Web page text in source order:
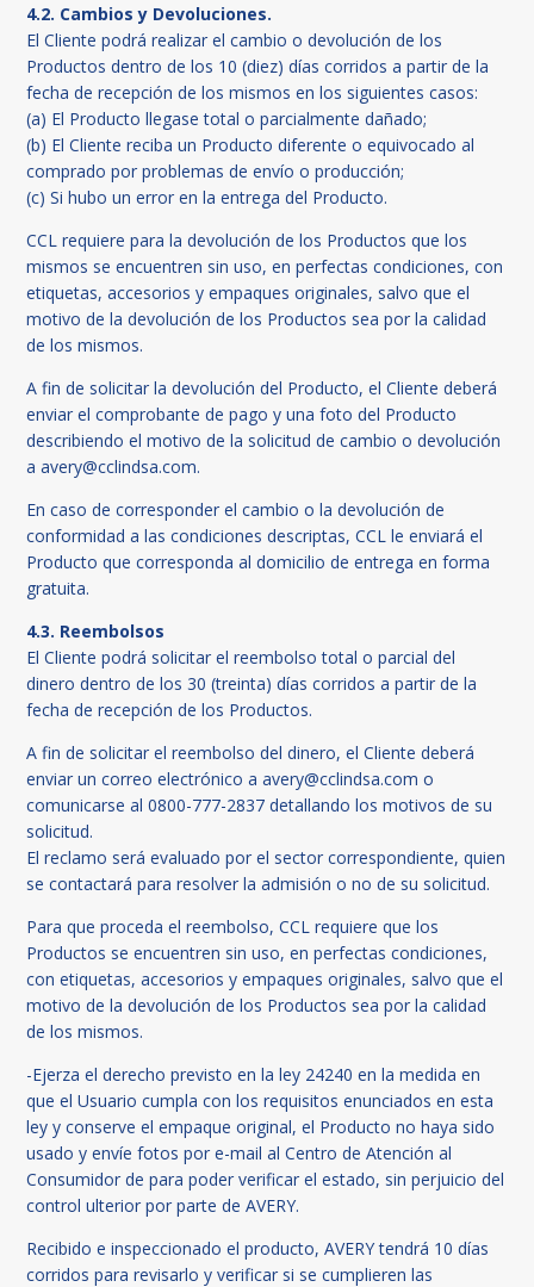
4.2. Cambios y Devoluciones.
El Cliente podrá realizar el cambio o devolución de los
Productos dentro de los 10 (diez) días corridos a partir de la
fecha de recepción de los mismos en los siguientes casos:
(a) El Producto llegase total o parcialmente dañado;
(b) El Cliente reciba un Producto diferente o equivocado al
comprado por problemas de envío o producción;
(c) Si hubo un error en la entrega del Producto.
CCL requiere para la devolución de los Productos que los
mismos se encuentren sin uso, en perfectas condiciones, con
etiquetas, accesorios y empaques originales, salvo que el
motivo de la devolución de los Productos sea por la calidad
de los mismos.
A fin de solicitar la devolución del Producto, el Cliente deberá
enviar el comprobante de pago y una foto del Producto
describiendo el motivo de la solicitud de cambio o devolución
aavery@cclindsa.com.
En caso de corresponder el cambio o la devolución de
conformidad a las condiciones descriptas, CCL le enviará el
Producto que corresponda al domicilio de entrega en forma
gratuita.
4.3. Reembolsos
El Cliente podrá solicitar el reembolso total o parcial del
dinero dentro de los 30 (treinta) días corridos a partir de la
fecha de recepción de los Productos.
A fin de solicitar el reembolso del dinero, el Cliente deberá
enviar un correo electrónico a avery@cclindsa.com o
comunicarse al 0800-777-2837 detallando los motivos de su
solicitud.
El reclamo será evaluado por el sector correspondiente, quien
se contactará para resolver la admisión o no de su solicitud.
Para que proceda el reembolso, CCL requiere que los
Productos se encuentren sin uso, en perfectas condiciones,
con etiquetas, accesorios y empaques originales, salvo que el
motivo de la devolución de los Productos sea por la calidad
de los mismos.
-Ejerza el derecho previsto en la ley 24240 en la medida en
que el Usuario cumpla con los requisitos enunciados en esta
ley y conserve el empaque original, el Producto no haya sido
usado y envíe fotos por e-mail al Centro de Atención al
Consumidor de para poder verificar el estado, sin perjuicio del
control ulterior por parte de AVERY.
Recibido e inspeccionado el producto, AVERY tendrá 10 días
corridos para revisarlo y verificar si se cumplieren las